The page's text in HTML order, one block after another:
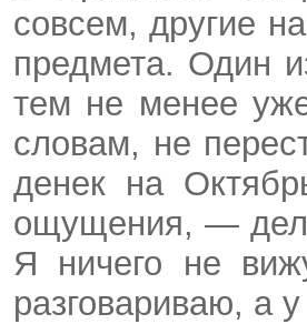
совсем, другие
предмета. Один
тем не менее
словам, не
денек на
ощущения, —
Я ничего не
разговариваю, а